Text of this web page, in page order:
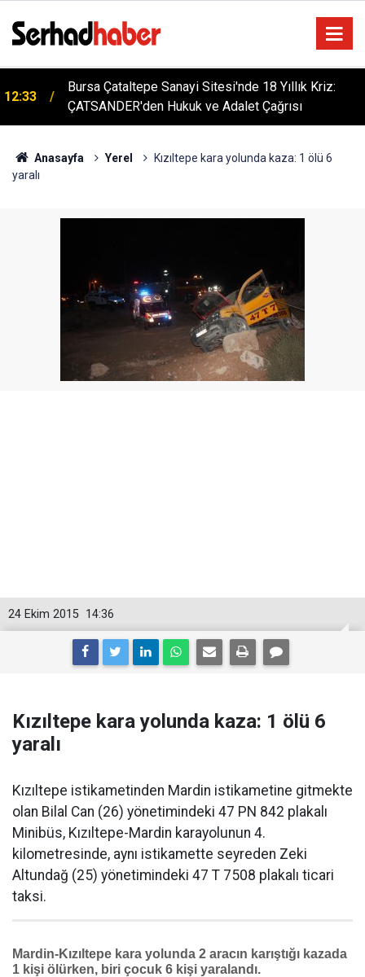
12:33
Bursa Çataltepe Sanayi Sitesi'nde 18 Yıllık Kriz:
ÇATSANDER'den Hukuk ve Adalet Çağrısı
Anasayfa Yerel
Kızıltepe kara yolunda kaza: 1 ölü 6
yaralı
14:36
24 Ekim 2015
Kızıltepe kara yolunda kaza: 1 ölü 6
yaralı
Kızıltepe istikametinden Mardin istikametine gitmekte
olan Bilal Can (26) yönetimindeki 47 PN 842 plakalı
Minibüs, Kızıltepe-Mardin karayolunun 4.
kilometresinde, aynı istikamette seyreden Zeki
Altundağ (25) yönetimindeki 47 T 7508 plakalı ticari
taksi.
Mardin-Kızıltepe kara yolunda 2 aracın karıştığı kazada
1 kişi ölürken, biri çocuk 6 kişi yaralandı.